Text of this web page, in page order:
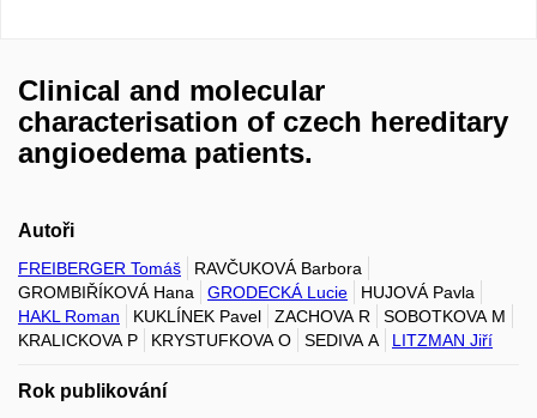
Clinical and molecular
characterisation of czech hereditary
angioedema patients.
Autoři
FREIBERGER Tomáš
RAVČUKOVÁ Barbora
GROMBIŘÍKOVÁ Hana
GRODECKÁ Lucie
HUJOVÁ Pavla
HAKL Roman
KUKLÍNEK Pavel ZACHOVA R
SOBOTKOVA M
KRALICKOVA P
KRYSTUFKOVA O SEDIVA A LITZMAN Jiří
Rok publikování